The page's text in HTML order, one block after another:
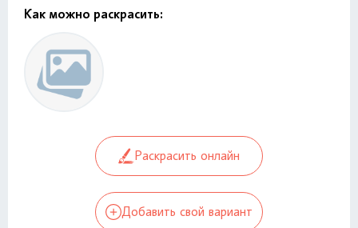
Как можно раскрасить:
Раскрасить онлайн
Добавить свой вариант